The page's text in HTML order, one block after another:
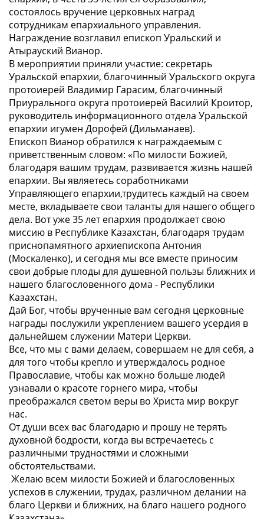
состоялось вручение церковных наград
сотрудникам епархиального управления.
Награждение возглавил епископ Уральский и
Атырауский Вианор.
В мероприятии приняли участие: секретарь
Уральской епархии, благочинный Уральского округа
протоиерей Владимир Гарасим, благочинный
Приурального округа протоиерей Василий Кроитор,
руководитель информационного отдела Уральской
епархии игумен Дорофей (Дильманаев).
Епископ Вианор обратился к награждаемым с
приветственным словом: «По милости Божией,
благодаря вашим трудам, развивается жизнь нашей
епархии. Вы являетесь соработниками
Управляющего епархии,трудитесь каждый на своем
месте, вкладываете свои таланты для нашего общего
дела. Вот уже 35 лет епархия продолжает свою
миссию в Республике Казахстан, благодаря трудам
приснопамятного архиепископа Антония
(Москаленко), и сегодня мы все вместе приносим
свои добрые плоды для душевной пользы ближних и
нашего благословенного дома - Республики
Казахстан.
Дай Бог, чтобы врученные вам сегодня церковные
награды послужили укреплением вашего усердия в
дальнейшем служении Матери Церкви.
Все, что мы с вами делаем, совершаем не для себя, а
для того чтобы крепло и утверждалось родное
Православие, чтобы как можно больше людей
узнавали о красоте горнего мира, чтобы
преображался светом веры во Христа мир вокруг
нас.
От души всех вас благодарю и прошу не терять
духовной бодрости, когда вы встречаетесь с
различными трудностями и сложными
обстоятельствами.
Желаю всем милости Божией и благословенных
успехов в служении, трудах, различном делании на
благо Церкви и ближних, на благо нашего родного